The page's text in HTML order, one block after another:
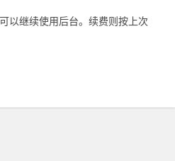
以继续使用后台。续费则按上次